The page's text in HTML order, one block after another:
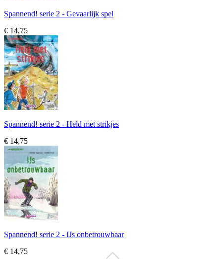
Spannend! serie 2 - Gevaarlijk spel
€ 14,75
Spannend! serie 2 - Held met strikjes
€ 14,75
Spannend! serie 2 - IJs onbetrouwbaar
€ 14,75